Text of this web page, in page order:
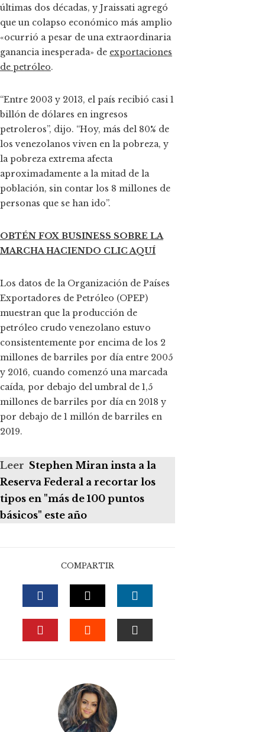
últimas dos décadas, y Jraissati agregó
que un colapso económico más amplio
«ocurrió a pesar de una extraordinaria
ganancia inesperada» de exportaciones
de petróleo.
“Entre 2003 y 2013, el país recibió casi 1
billón de dólares en ingresos
petroleros”, dijo. “Hoy, más del 80% de
los venezolanos viven en la pobreza, y
la pobreza extrema afecta
aproximadamente a la mitad de la
población, sin contar los 8 millones de
personas que se han ido”.
OBTÉN FOX BUSINESS SOBRE LA
MARCHA HACIENDO CLIC AQUÍ
Los datos de la Organización de Países
Exportadores de Petróleo (OPEP)
muestran que la producción de
petróleo crudo venezolano estuvo
consistentemente por encima de los 2
millones de barriles por día entre 2005
y 2016, cuando comenzó una marcada
caída, por debajo del umbral de 1,5
millones de barriles por día en 2018 y
por debajo de 1 millón de barriles en
2019.
Leer Stephen Miran insta a la
Reserva Federal a recortar los
tipos en "más de 100 puntos
básicos" este año
COMPARTIR
FACEBOOKTWITTERLINKEDIN